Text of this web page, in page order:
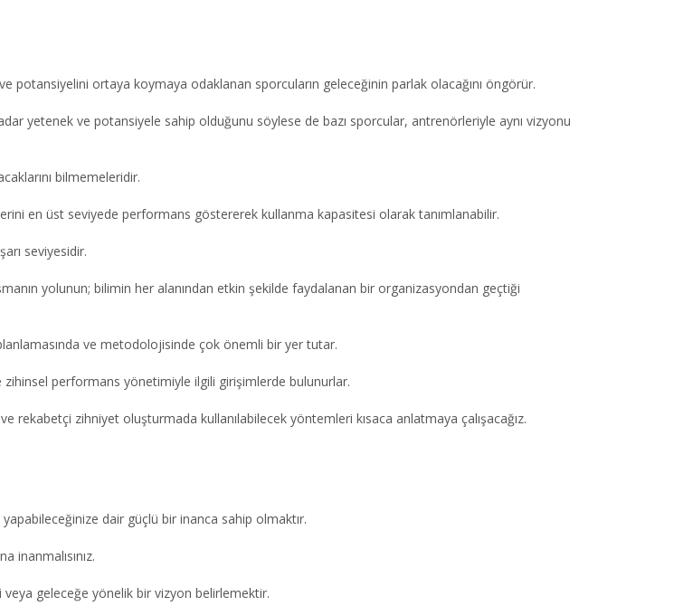
potansiyelini ortaya koymaya odaklanan sporcuların geleceğinin parlak olacağını öngörür.
yetenek ve potansiyele sahip olduğunu söylese de bazı sporcular, antrenörleriyle aynı vizyonu
bilmemeleridir.
en üst seviyede performans göstererek kullanma kapasitesi olarak tanımlanabilir.
seviyesidir.
yolunun; bilimin her alanından etkin şekilde faydalanan bir organizasyondan geçtiği
ve metodolojisinde çok önemli bir yer tutar.
performans yönetimiyle ilgili girişimlerde bulunurlar.
rekabetçi zihniyet oluşturmada kullanılabilecek yöntemleri kısaca anlatmaya çalışacağız.
dair güçlü bir inanca sahip olmaktır.
inanmalısınız.
geleceğe yönelik bir vizyon belirlemektir.